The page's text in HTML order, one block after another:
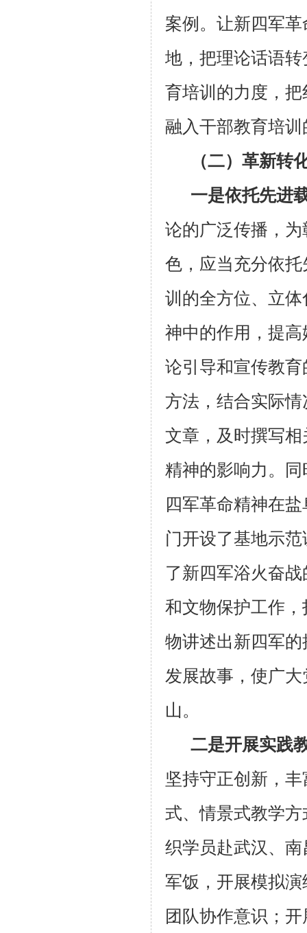
案例。让新四军
地，把理论话语
育培训的力度，
融入干部教育培
（二）革新转
一是依托先进
论的广泛传播，
色，应当充分依
训的全方位、立
神中的作用，提
论引导和宣传教
方法，结合实际
文章，及时撰写
精神的影响力。
四军革命精神在
门开设了基地示
了新四军浴火奋
和文物保护工作
物讲述出新四军
发展故事，使广
山。
二是开展实践
坚持守正创新，
式、情景式教学
织学员赴武汉、
军饭，开展模拟
团队协作意识；